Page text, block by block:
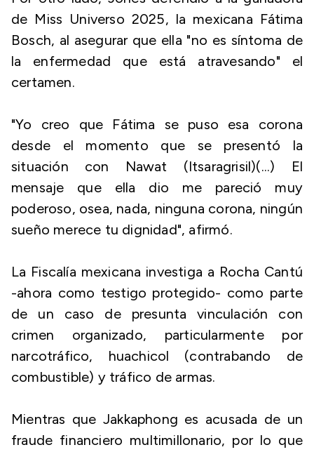
de Miss Universo 2025, la mexicana Fátima
Bosch, al asegurar que ella "no es síntoma de
la enfermedad que está atravesando" el
certamen.
"Yo creo que Fátima se puso esa corona
desde el momento que se presentó la
situación con Nawat (Itsaragrisil)(...) El
mensaje que ella dio me pareció muy
poderoso, osea, nada, ninguna corona, ningún
sueño merece tu dignidad", afirmó.
La Fiscalía mexicana investiga a Rocha Cantú
-ahora como testigo protegido- como parte
de un caso de presunta vinculación con
crimen organizado, particularmente por
narcotráfico, huachicol (contrabando de
combustible) y tráfico de armas.
Mientras que Jakkaphong es acusada de un
fraude financiero multimillonario, por lo que